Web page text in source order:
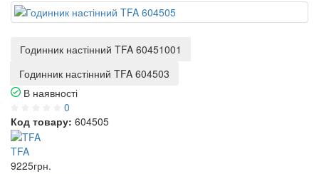
Годинник настінний TFA 60451001
Годинник настінний TFA 604503
В наявності
0
Код товару: 604505
TFA
9225грн.